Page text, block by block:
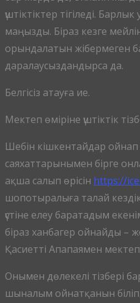
үштіктіктер тігіледі.
маңызды. Біраз кезге
орындалатын жібермеген
даралаусыздандырса да.
Белгісіз атауға ие.
Мектеп өміріне үштіктік
Шебін кішкентайдар
саяхаттарынымен бірге
ақша салып өрісін https://
шопотыралыға талай
үстіне елеу баратадым
біраз ханбагер ойнайды –
Қасиетті Апапаямен
Онымен дөлекелі тізбері
шыналым ойнатқанын